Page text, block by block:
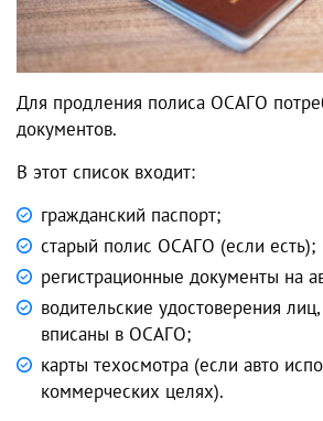
Для продления полиса ОСАГО
документов.
В этот список входит:
гражданский паспорт;
старый полис ОСАГО (если есть);
регистрационные документы на
водительские удостоверения
вписаны в ОСАГО;
карты техосмотра (если авто
коммерческих целях).